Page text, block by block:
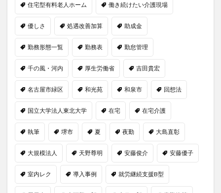
住宅型有料老人ホーム 働き続けたい介護現場
優しさ 処遇改善加算 助成金
勤務形態一覧 勤務表 勤怠管理
千の風・河内 厚生労働省 吉田貴宏
名古屋市緑区 和光苑 和泉市 回想法
国立大学法人東北大学 在宅 在宅介護
執筆 堺市 夏 夜勤 大島直彰
大規模法人 天野尊明 安藤俊介 安藤優子
室内レク 導入事例 就労継続支援B型